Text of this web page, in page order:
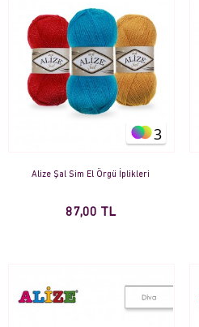
3
Alize Şal Sim El Örgü İplikleri
87,00 TL